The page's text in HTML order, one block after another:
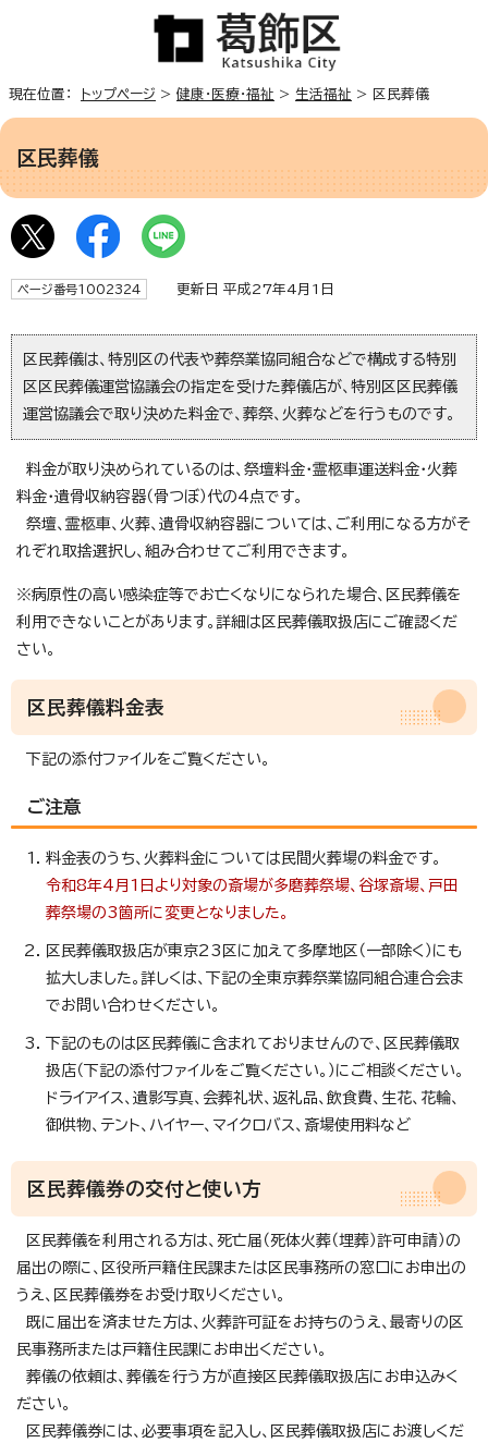
現在位置： トップページ > 健康・医療・福祉 > 生活福祉 > 区民葬儀
区民葬儀
ページ番号1002324 更新日 平成27年4月1日
区民葬儀は、特別区の代表や葬祭業協同組合などで構成する特別
区区民葬儀運営協議会の指定を受けた葬儀店が、特別区区民葬儀
運営協議会で取り決めた料金で、葬祭、火葬などを行うものです。
料金が取り決められているのは、祭壇料金・霊柩車運送料金・火葬
料金・遺骨収納容器（骨つぼ）代の4点です。
祭壇、霊柩車、火葬、遺骨収納容器については、ご利用になる方がそ
れぞれ取捨選択し、組み合わせてご利用できます。
※病原性の高い感染症等でお亡くなりになられた場合、区民葬儀を
利用できないことがあります。詳細は区民葬儀取扱店にご確認くだ
さい。
区民葬儀料金表
下記の添付ファイルをご覧ください。
ご注意
料金表のうち、火葬料金については民間火葬場の料金です。
令和8年4月1日より対象の斎場が多磨葬祭場、谷塚斎場、戸田
葬祭場の3箇所に変更となりました。
区民葬儀取扱店が東京23区に加えて多摩地区（一部除く）にも
拡大しました。詳しくは、下記の全東京葬祭業協同組合連合会ま
でお問い合わせください。
下記のものは区民葬儀に含まれておりませんので、区民葬儀取
扱店（下記の添付ファイルをご覧ください。）にご相談ください。
ドライアイス、遺影写真、会葬礼状、返礼品、飲食費、生花、花輪、
御供物、テント、ハイヤー、マイクロバス、斎場使用料など
区民葬儀券の交付と使い方
区民葬儀を利用される方は、死亡届（死体火葬（埋葬）許可申請）の
届出の際に、区役所戸籍住民課または区民事務所の窓口にお申出の
うえ、区民葬儀券をお受け取りください。
既に届出を済ませた方は、火葬許可証をお持ちのうえ、最寄りの区
民事務所または戸籍住民課にお申出ください。
葬儀の依頼は、葬儀を行う方が直接区民葬儀取扱店にお申込みく
ださい。
区民葬儀券には、必要事項を記入し、区民葬儀取扱店にお渡しくだ